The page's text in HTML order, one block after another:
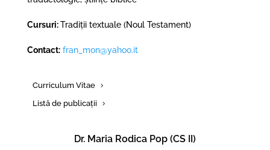
Cursuri:Tradiții textuale (Noul Testament)
Contact: fran_mon@yahoo.it
Curriculum Vitae
Listă de publicații
Dr. Maria Rodica Pop (CS II)